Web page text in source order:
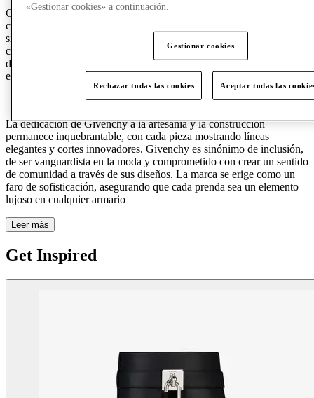
Givenchy encarna una elegancia y sofisticación atemporales. Como
casa emblemática de la Alta Costura y el prêt-à-porter, Givenchy
siempre ha estado a la vanguardia de la innovación en la moda. Las
colecciones de Givenchy presentan una armoniosa mezcla de
diseños, ofreciendo piezas modernas que definen tanto una nueva
elegancia como una nueva formalidad.
La dedicación de Givenchy a la artesanía y la construcción
permanece inquebrantable, con cada pieza mostrando líneas
elegantes y cortes innovadores. Givenchy es sinónimo de inclusión,
de ser vanguardista en la moda y comprometido con crear un sentido
de comunidad a través de sus diseños. La marca se erige como un
faro de sofisticación, asegurando que cada prenda sea un elemento
lujoso en cualquier armario
Leer más
Get Inspired
«Gestionar cookies» a continuación.
Gestionar cookies
Rechazar todas las cookies Aceptar todas las